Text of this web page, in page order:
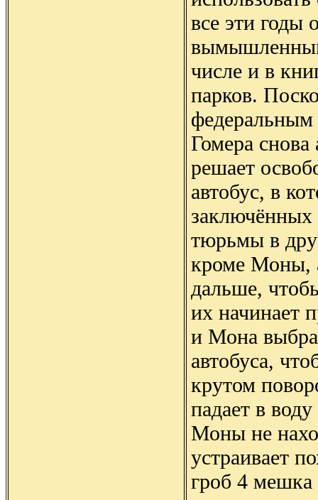
все эти годы
числе и в
парков.
федеральным
Гомера
решает
автобус, в
заключённых
тюрьмы в
кроме Моны,
дальше,
их начинает
и Мона
автобуса,
крутом
падает в
Моны не
устраивает
гроб 4 мешка